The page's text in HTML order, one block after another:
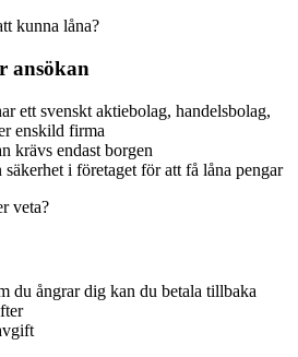
kunna låna?
ansökan
ett svenskt aktiebolag, handelsbolag,
enskild firma
krävs endast borgen
i företaget för att få låna pengar
veta?
du ångrar dig kan du betala tillbaka